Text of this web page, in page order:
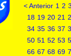
< Anterior 1 2
18 19 20 21
34 35 36 37
50 51 52 53
66 67 68 69